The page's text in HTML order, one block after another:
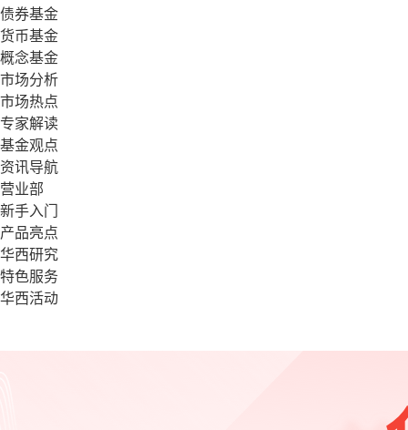
债券基金
货币基金
概念基金
市场分析
市场热点
专家解读
基金观点
资讯导航
营业部
新手入门
产品亮点
华西研究
特色服务
华西活动